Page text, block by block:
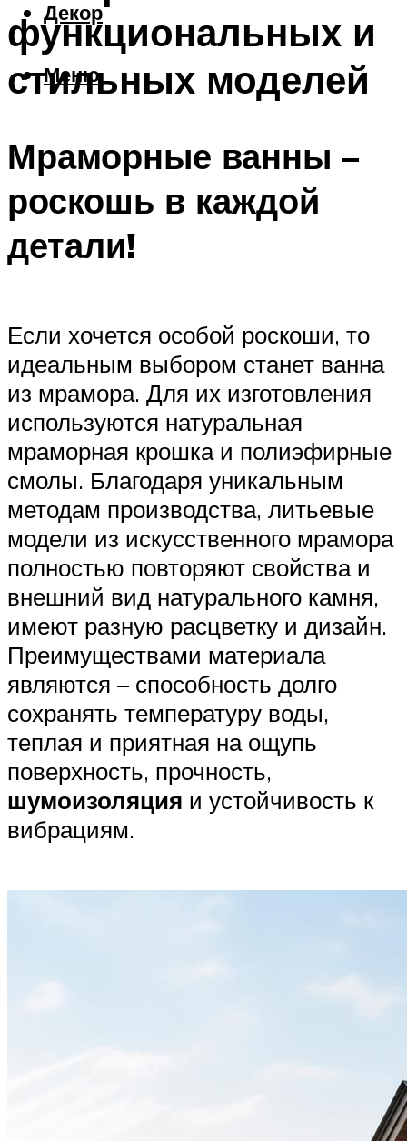
Декор
Меню
функциональных и
стильных моделей
Мраморные ванны –
роскошь в каждой
детали!
Если хочется особой роскоши, то
идеальным выбором станет ванна
из мрамора. Для их изготовления
используются натуральная
мраморная крошка и полиэфирные
смолы. Благодаря уникальным
методам производства, литьевые
модели из искусственного мрамора
полностью повторяют свойства и
внешний вид натурального камня,
имеют разную расцветку и дизайн.
Преимуществами материала
являются – способность долго
сохранять температуру воды,
теплая и приятная на ощупь
поверхность, прочность,
шумоизоляция и устойчивость к
вибрациям.